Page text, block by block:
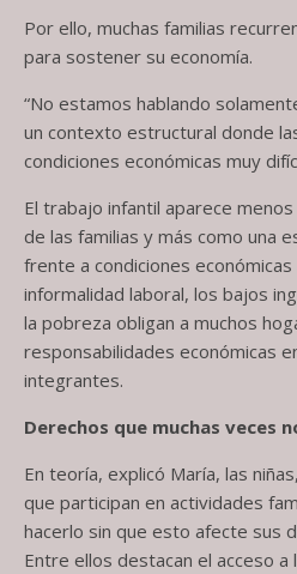
Por ello, muchas familias
para sostener su economía.
“No estamos hablando
un contexto estructural donde
condiciones económicas muy
El trabajo infantil aparece
de las familias y más como una
frente a condiciones
informalidad laboral, los bajos
la pobreza obligan a muchos
responsabilidades económicas
integrantes.
Derechos que muchas veces
En teoría, explicó María, las
que participan en actividades
hacerlo sin que esto afecte sus
Entre ellos destacan el acceso a